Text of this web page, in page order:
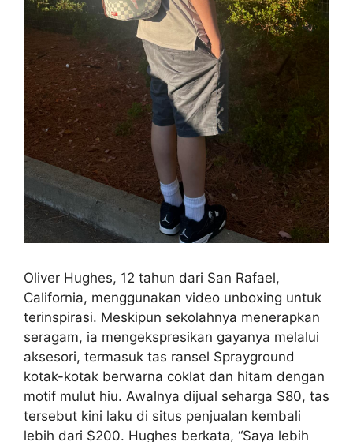
Oliver Hughes, 12 tahun dari San Rafael,
California, menggunakan video unboxing untuk
terinspirasi. Meskipun sekolahnya menerapkan
seragam, ia mengekspresikan gayanya melalui
aksesori, termasuk tas ransel Sprayground
kotak-kotak berwarna coklat dan hitam dengan
motif mulut hiu. Awalnya dijual seharga $80, tas
tersebut kini laku di situs penjualan kembali
lebih dari $200. Hughes berkata, “Saya lebih